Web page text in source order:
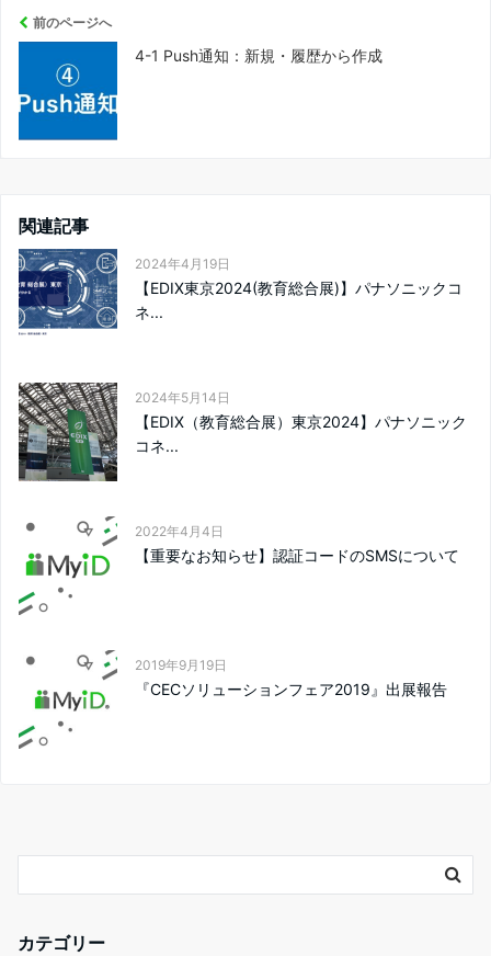
前のページへ
4-1 Push通知：新規・履歴から作成
関連記事
2024年4月19日
【EDIX東京2024(教育総合展)】パナソニックコ
ネ...
2024年5月14日
【EDIX（教育総合展）東京2024】パナソニック
コネ...
2022年4月4日
【重要なお知らせ】認証コードのSMSについて
2019年9月19日
『CECソリューションフェア2019』出展報告
カテゴリー